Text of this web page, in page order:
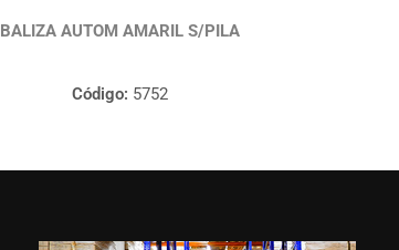
BALIZA AUTOM AMARIL S/PILA
Código: 5752